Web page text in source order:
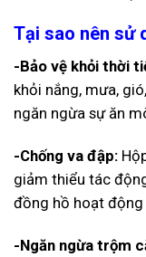
Tại sao nên sử
-Bảo vệ khỏi thời
khỏi nắng, mưa,
ngăn ngừa sự ăn
-Chống va đập:
giảm thiểu tác
đồng hồ hoạt động
-Ngăn ngừa trộm